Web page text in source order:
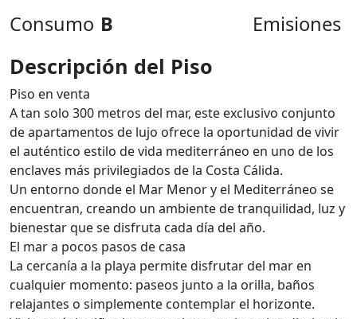
Consumo B Emisiones
Descripción del Piso
Piso en venta
A tan solo 300 metros del mar, este exclusivo conjunto
de apartamentos de lujo ofrece la oportunidad de vivir
el auténtico estilo de vida mediterráneo en uno de los
enclaves más privilegiados de la Costa Cálida.
Un entorno donde el Mar Menor y el Mediterráneo se
encuentran, creando un ambiente de tranquilidad, luz y
bienestar que se disfruta cada día del año.
El mar a pocos pasos de casa
La cercanía a la playa permite disfrutar del mar en
cualquier momento: paseos junto a la orilla, baños
relajantes o simplemente contemplar el horizonte.